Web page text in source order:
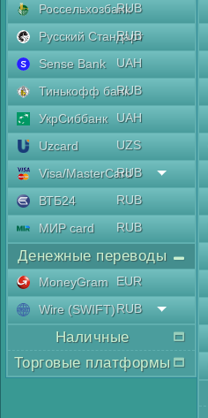
РоссельхозбанкRUB
Русский Стандарт
RUB
Sense Bank
UAH
Тинькофф банкRUB
УкрСиббанк
UAH
Uzcard
UZS
Visa/MasterCard
RUB
ВТБ24
RUB
МИР card
RUB
Денежные переводы
MoneyGram
EUR
Wire (SWIFT)RUB
Наличные
Торговые платформы